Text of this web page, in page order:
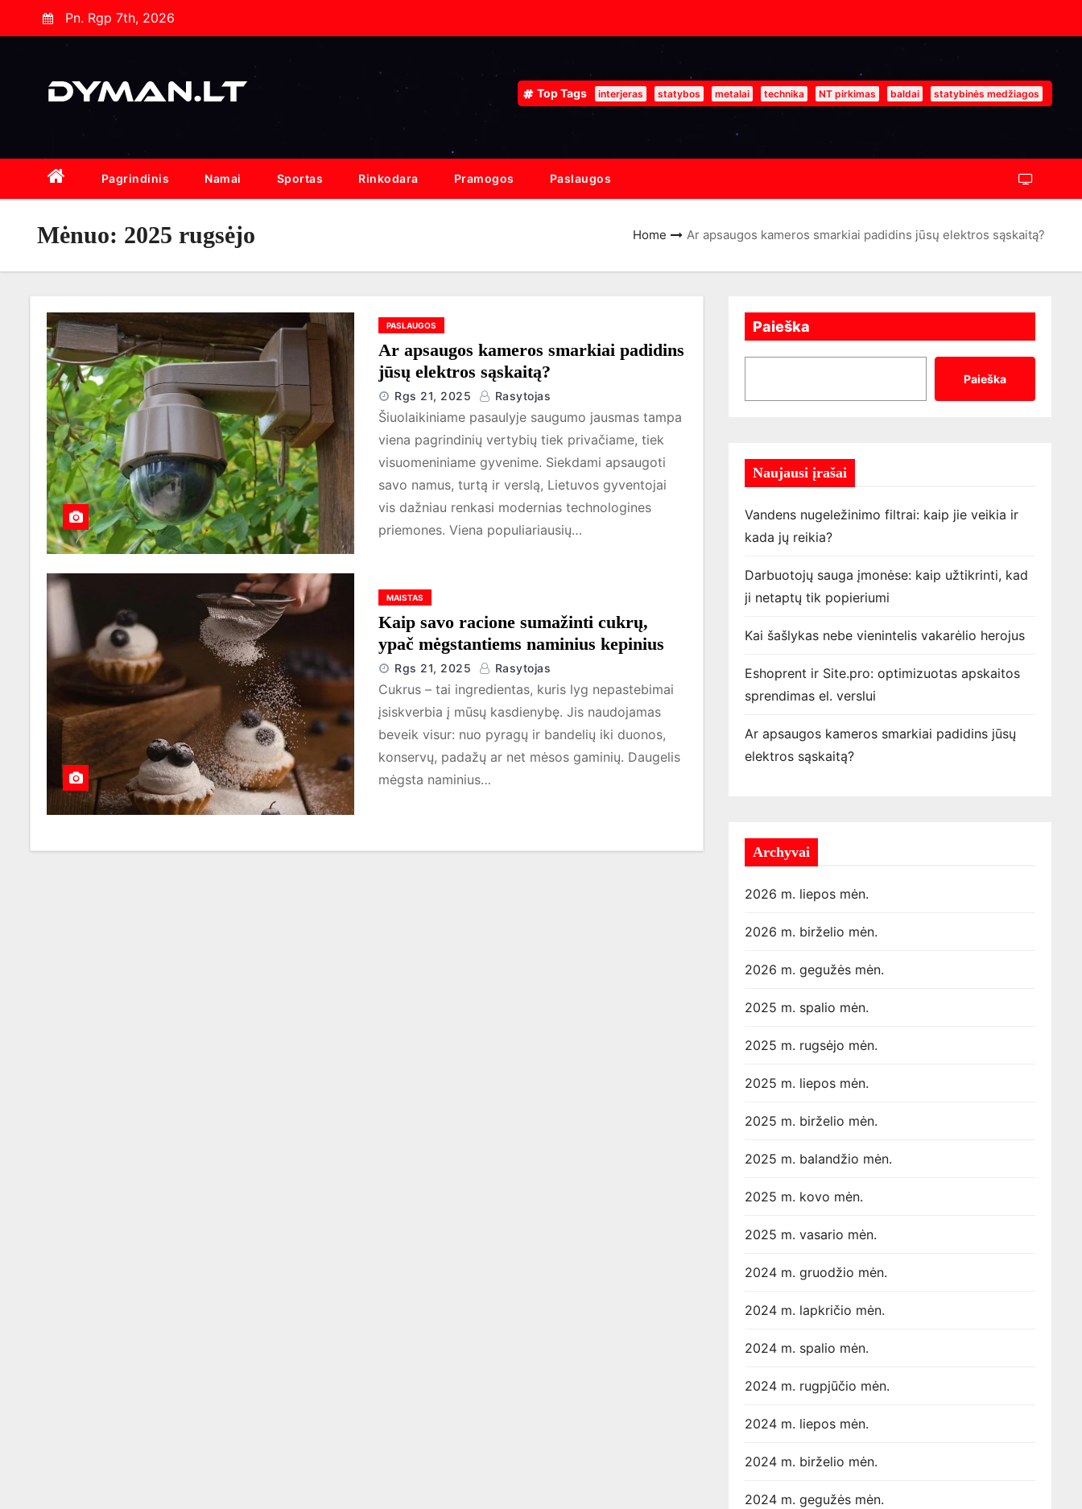
k
Pn. Rgp 7th, 2026
Top Tags interjeras statybos metalai technika NT pirkimas baldai statybinės medžiagos
Pagrindinis Namai Sportas Rinkodara Pramogos Paslaugos
Mėnuo: 2025 rugsėjo Home Ar apsaugos kameros smarkiai padidins jūsų elektros sąskaitą?
PASLAUGOS
Ar apsaugos kameros smarkiai padidins
jūsų elektros sąskaitą?
Rgs 21, 2025 Rasytojas
Šiuolaikiniame pasaulyje saugumo jausmas tampa
viena pagrindinių vertybių tiek privačiame, tiek
visuomeniniame gyvenime. Siekdami apsaugoti
savo namus, turtą ir verslą, Lietuvos gyventojai
vis dažniau renkasi modernias technologines
priemones. Viena populiariausių…
MAISTAS
Kaip savo racione sumažinti cukrų,
ypač mėgstantiems naminius kepinius
Rgs 21, 2025 Rasytojas
Cukrus – tai ingredientas, kuris lyg nepastebimai
įsiskverbia į mūsų kasdienybę. Jis naudojamas
beveik visur: nuo pyragų ir bandelių iki duonos,
konservų, padažų ar net mėsos gaminių. Daugelis
mėgsta naminius…
Paieška
Paieška
Naujausi įrašai
Vandens nugeležinimo filtrai: kaip jie veikia ir
kada jų reikia?
Darbuotojų sauga įmonėse: kaip užtikrinti, kad
ji netaptų tik popieriumi
Kai šašlykas nebe vienintelis vakarėlio herojus
Eshoprent ir Site.pro: optimizuotas apskaitos
sprendimas el. verslui
Ar apsaugos kameros smarkiai padidins jūsų
elektros sąskaitą?
Archyvai
2026 m. liepos mėn.
2026 m. birželio mėn.
2026 m. gegužės mėn.
2025 m. spalio mėn.
2025 m. rugsėjo mėn.
2025 m. liepos mėn.
2025 m. birželio mėn.
2025 m. balandžio mėn.
2025 m. kovo mėn.
2025 m. vasario mėn.
2024 m. gruodžio mėn.
2024 m. lapkričio mėn.
2024 m. spalio mėn.
2024 m. rugpjūčio mėn.
2024 m. liepos mėn.
2024 m. birželio mėn.
2024 m. gegužės mėn.